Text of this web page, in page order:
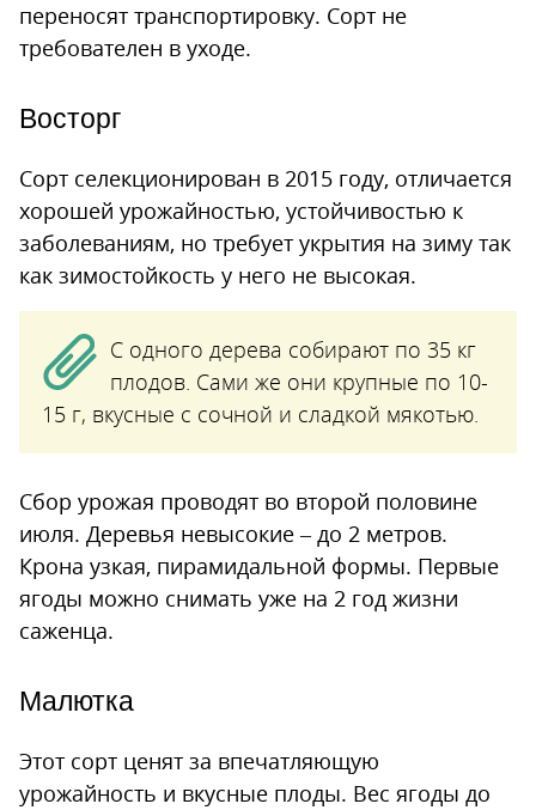
переносят транспортировку. Сорт не
требователен в уходе.
Восторг
Сорт селекционирован в 2015 году, отличается
хорошей урожайностью, устойчивостью к
заболеваниям, но требует укрытия на зиму так
как зимостойкость у него не высокая.
С одного дерева собирают по 35 кг
плодов. Сами же они крупные по 10-
15 г, вкусные с сочной и сладкой мякотью.
Сбор урожая проводят во второй половине
июля. Деревья невысокие – до 2 метров.
Крона узкая, пирамидальной формы. Первые
ягоды можно снимать уже на 2 год жизни
саженца.
Малютка
Этот сорт ценят за впечатляющую
урожайность и вкусные плоды. Вес ягоды до